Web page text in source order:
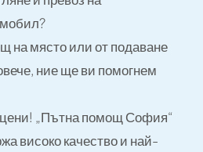
на място или от подаване
ние ще ви помогнем
„Пътна помощ София“
високо качество и най-